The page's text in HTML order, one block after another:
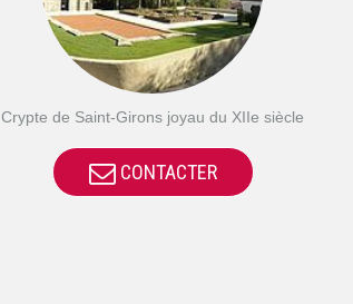
Crypte de Saint-Girons joyau du XIIe siècle
CONTACTER